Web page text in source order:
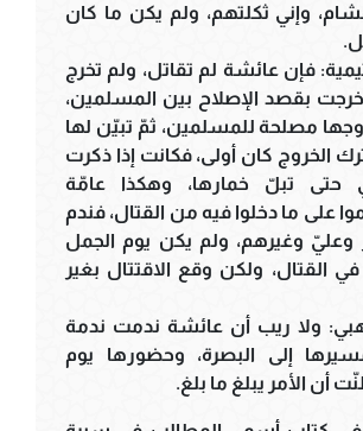
وإني ثكلتهم، ولم يكن ما كان
فإن عائشة لم تقاتل، ولم تخرج
خرجت بقصد الإصلاح بين المسلمين،
مصلحة للمسلمين، ثمّ تبيّن لها
الخروج كان أولى، فكانت إذا ذكرت
حتى تبلّ خمارها، وهكذا عامّة
على ما دخلوا فيه من القتال، فندم
وعليّ وغيرهم، ولم يكن يوم الجمل
القتال، ولكن وقع الاقتتال بغير
ولا ريب أن عائشة ندمت ندمة
إلى البصرة، وحضورها يوم
أن الأمر يبلغ ما بلغ.